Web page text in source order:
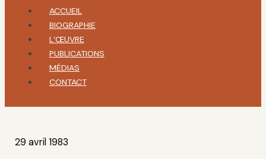
ACCUEIL
BIOGRAPHIE
L’ŒUVRE
PUBLICATIONS
MÉDIAS
CONTACT
29 avril 1983